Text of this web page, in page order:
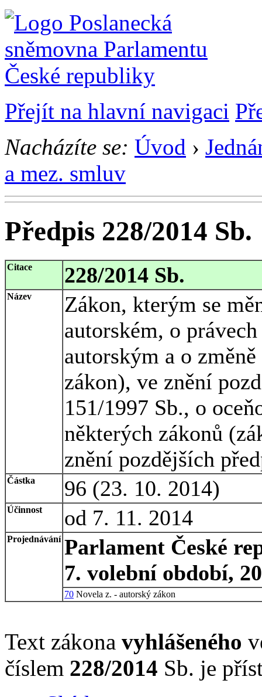
Přejít na hlavní navigaci
Nacházíte se: Úvod ›
a mez. smluv
Předpis 228/2014 Sb.
Citace 228/2014 Sb.
Název
Zákon, kterým se
autorském, o
autorským a o
zákon), ve znění
151/1997 Sb., o
některých zákonů
znění pozdějších
Částka 96 (23. 10. 2014)
Účinnost od 7. 11. 2014
Projednávání Parlament České
7. volební období,
70 Novela z. - autorský zákon
Text zákona vyhlášeného
číslem 228/2014 Sb. je